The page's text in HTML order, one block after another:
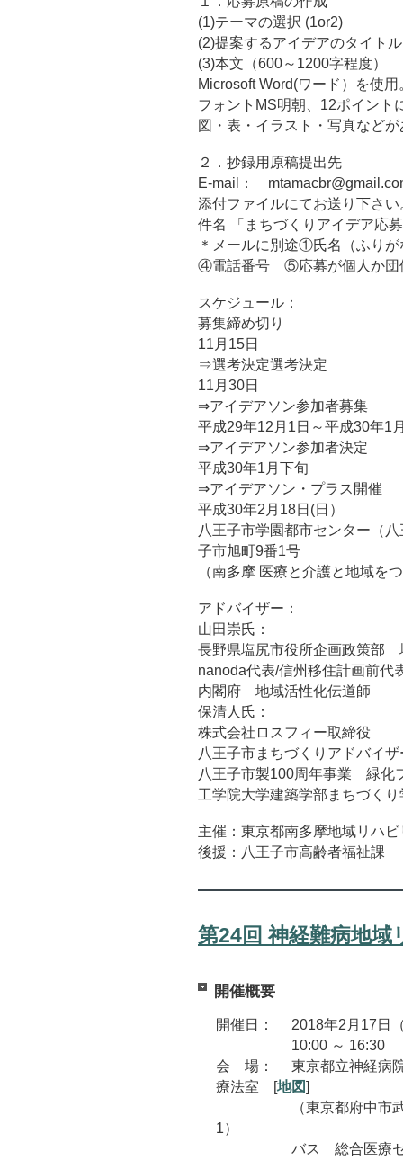
(1)テーマの選択 (1or2)
(2)提案するアイデアのタイトル
(3)本文（600～1200字程度）
Microsoft Word(ワード）を使用
フォントMS明朝、12ポイント
図・表・イラスト・写真など
２．抄録用原稿提出先
E-mail：
添付ファイルにてお送り下さい
件名 「まちづくりアイデア応
＊メールに別途①氏名（ふ
④電話番号 ⑤応募が個人か団
スケジュール：
募集締め切り
11月15日
⇒選考決定選考決定
11月30日
⇒アイデアソン参加者募集
平成29年12月1日～平成30年1
⇒アイデアソン参加者決定
平成30年1月下旬
⇒アイデアソン・プラス開催
平成30年2月18日(日）
八王子市学園都市センター（
子市旭町9番1号
（南多摩 医療と介護と地域
アドバイザー：
山田崇氏：
長野県塩尻市役所企画政策部
nanoda代表/信州移住計画前代
内閣府 地域活性化伝道師
保清人氏：
株式会社ロスフィー取締役
八王子市まちづくりアドバイザ
八王子市製100周年事業 緑化
工学院大学建築学部まちづく
主催：東京都南多摩地域リハ
後援：八王子市高齢者福祉課
第24回 神経難病地
開催概要
開催日： 2018年2月17日
10:00 ～ 16:30
会 場： 東京都立神経病
療法室 [地図]
（東京都府中市武
1）
バス 総合医療セン